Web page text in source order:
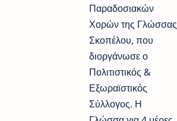
Παραδοσιακών
Χορών της Γλώσσας
Σκοπέλου, που
διοργάνωσε ο
Πολιτιστικός &
Εξωραϊστικός
Σύλλογος. Η